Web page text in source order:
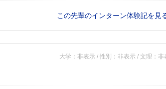
この先輩のインターン体験記を見
大学：非表示 / 性別：非表示 / 文理：非